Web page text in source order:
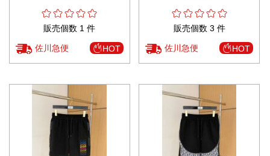
販売個数 1 件
佐川急便 HOT
販売個数 3 件
佐川急便 HOT